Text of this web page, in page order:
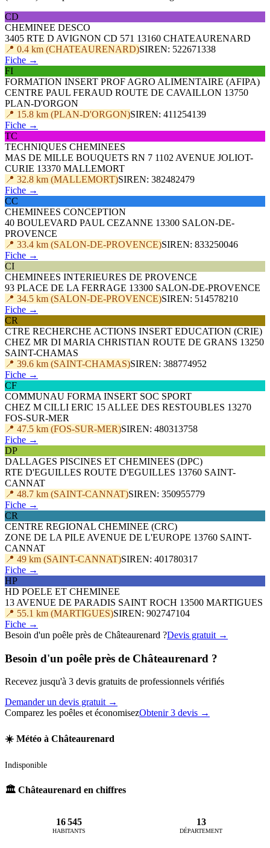
CD
CHEMINEE DESCO
3405 RTE D AVIGNON CD 571 13160 CHATEAURENARD
📍 0.4 km (CHATEAURENARD)SIREN: 522671338
Fiche →
FI
FORMATION INSERT PROF AGRO ALIMENTAIRE (AFIPA)
CENTRE PAUL FERAUD ROUTE DE CAVAILLON 13750
PLAN-D'ORGON
📍 15.8 km (PLAN-D'ORGON)SIREN: 411254139
Fiche →
TC
TECHNIQUES CHEMINEES
MAS DE MILLE BOUQUETS RN 7 1102 AVENUE JOLIOT-
CURIE 13370 MALLEMORT
📍 32.8 km (MALLEMORT)SIREN: 382482479
Fiche →
CC
CHEMINEES CONCEPTION
40 BOULEVARD PAUL CEZANNE 13300 SALON-DE-
PROVENCE
📍 33.4 km (SALON-DE-PROVENCE)SIREN: 833250046
Fiche →
CI
CHEMINEES INTERIEURES DE PROVENCE
93 PLACE DE LA FERRAGE 13300 SALON-DE-PROVENCE
📍 34.5 km (SALON-DE-PROVENCE)SIREN: 514578210
Fiche →
CR
CTRE RECHERCHE ACTIONS INSERT EDUCATION (CRIE)
CHEZ MR DI MARIA CHRISTIAN ROUTE DE GRANS 13250
SAINT-CHAMAS
📍 39.6 km (SAINT-CHAMAS)SIREN: 388774952
Fiche →
CF
COMMUNAU FORMA INSERT SOC SPORT
CHEZ M CILLI ERIC 15 ALLEE DES RESTOUBLES 13270
FOS-SUR-MER
📍 47.5 km (FOS-SUR-MER)SIREN: 480313758
Fiche →
DP
DALLAGES PISCINES ET CHEMINEES (DPC)
RTE D'EGUILLES ROUTE D'EGUILLES 13760 SAINT-
CANNAT
📍 48.7 km (SAINT-CANNAT)SIREN: 350955779
Fiche →
CR
CENTRE REGIONAL CHEMINEE (CRC)
ZONE DE LA PILE AVENUE DE L'EUROPE 13760 SAINT-
CANNAT
📍 49 km (SAINT-CANNAT)SIREN: 401780317
Fiche →
HP
HD POELE ET CHEMINEE
13 AVENUE DE PARADIS SAINT ROCH 13500 MARTIGUES
📍 55.1 km (MARTIGUES)SIREN: 902747104
Fiche →
Besoin d'un poêle près de Châteaurenard ?Devis gratuit →
Besoin d'un poêle près de Châteaurenard ?
Recevez jusqu'à 3 devis gratuits de professionnels vérifiés
Demander un devis gratuit →
Comparez les poêles et économisezObtenir 3 devis →
☀️ Météo à Châteaurenard
Indisponible
🏛️ Châteaurenard en chiffres
16 545
HABITANTS
13
DÉPARTEMENT